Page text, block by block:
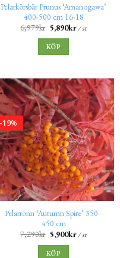
Pelarkörsbär Prunus ‘Amanogawa’
400-500 cm 16-18
6,979kr 5,890kr/ st
KÖP
%
19
Pelarrönn ‘Autumn Spire’ 350–
450 cm
7,290kr 5,900kr/ st
KÖP